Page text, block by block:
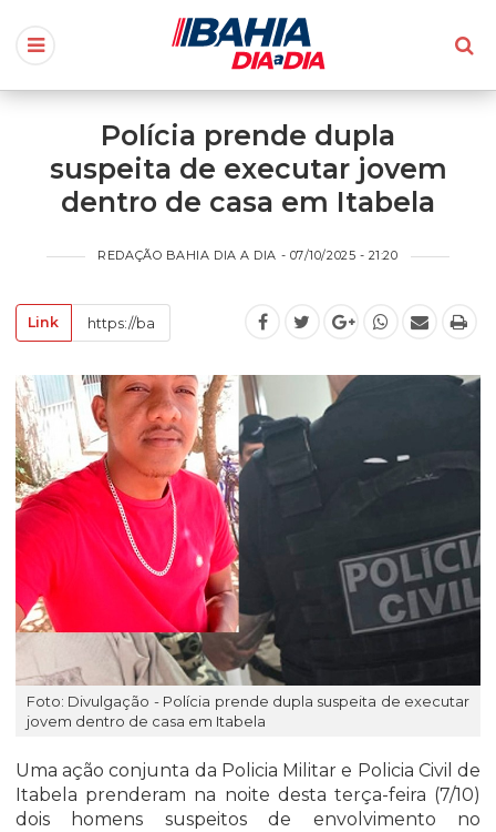
Polícia prende dupla
suspeita de executar jovem
dentro de casa em Itabela
REDAÇÃO BAHIA DIA A DIA - 07/10/2025 - 21:20
Link
Foto: Divulgação - Polícia prende dupla suspeita de executar
jovem dentro de casa em Itabela
Uma ação conjunta da Policia Militar e Policia Civil de
Itabela prenderam na noite desta terça-feira (7/10)
dois homens suspeitos de envolvimento no